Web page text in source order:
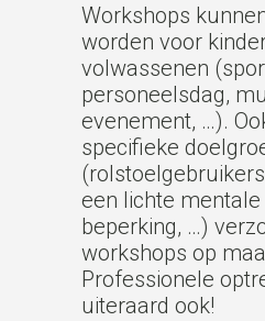
Workshops
worden voor
volwassenen
personeelsdag,
evenement, …).
specifieke
een lichte
beperking, …)
workshops op
Professionele
uiteraard ook!